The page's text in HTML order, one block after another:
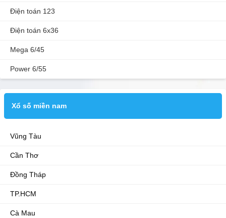
Điện toán 123
Điện toán 6x36
Mega 6/45
Power 6/55
Xổ số miền nam
Vũng Tàu
Cần Thơ
Đồng Tháp
TP.HCM
Cà Mau